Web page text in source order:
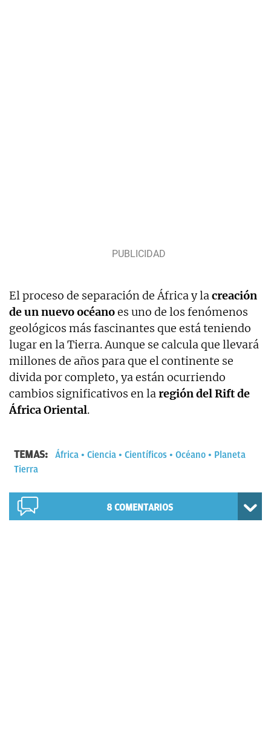
El proceso de separación de África y lacreación
de un nuevo océanoes uno de los fenómenos
geológicos más fascinantes que está teniendo
lugar en la Tierra. Aunque se calcula que llevará
millones de años para que el continente se
divida por completo, ya están ocurriendo
cambios significativos en laregión del Rift de
África Oriental.
TEMAS: África Ciencia Científicos Océano
Planeta
Tierra
8 COMENTARIOS